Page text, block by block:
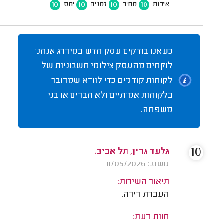
איכות 10 מחיר 10 זמנים 10 יחס 10
כשאנו בודקים עסק חדש במידרג אנחנו
לוקחים מהעסק צילומי חשבוניות של
לקוחות קודמים כדי לוודא שמדובר
בלקוחות אמיתיים ולא חברים או בני
משפחה.
גלעד גרין, תל אביב.
משוב: 11/05/2026
תיאור השירות:
העברת דירה.
חוות דעת:
10